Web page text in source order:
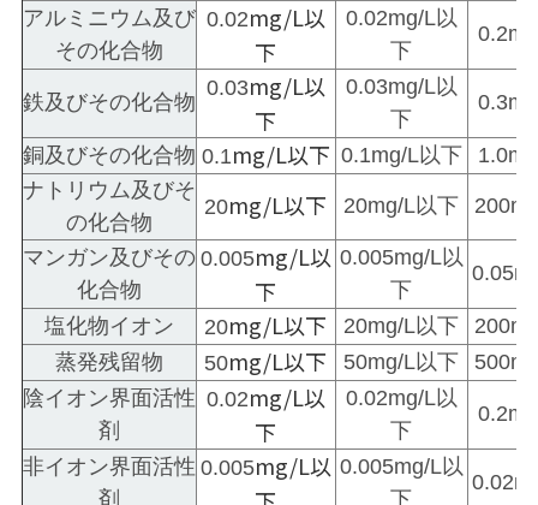
アルミニウム及び
その化合物
0.02mg/L以
下
0.02mg/L以
下
鉄及びその化合物
0.03mg/L以
下
0.03mg/L以
下
銅及びその化合物 0.1mg/L以下 0.1mg/L以下
ナトリウム及びそ
の化合物
20mg/L以下 20mg/L以下
マンガン及びその
化合物
0.005mg/L以
下
0.005mg/L以
下
塩化物イオン 20mg/L以下 20mg/L以下
蒸発残留物
50mg/L以下 50mg/L以下
陰イオン界面活性
剤
0.02mg/L以
下
0.02mg/L以
下
非イオン界面活性
剤
0.005mg/L以 0.005mg/L以
下